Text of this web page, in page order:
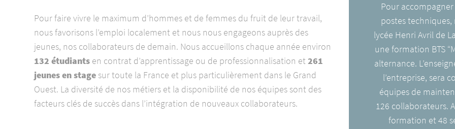
Pour faire vivre le maximum d’hommes et de femmes du fruit de leur travail,
nous favorisons l’emploi localement et nous nous engageons auprès des
jeunes, nos collaborateurs de demain. Nous accueillons chaque année environ
132 étudiants en contrat d’apprentissage ou de professionnalisation et 261
jeunes en stage sur toute la France et plus particulièrement dans le Grand
Ouest. La diversité de nos métiers et la disponibilité de nos équipes sont des
facteurs clés de succès dans l’intégration de nouveaux collaborateurs.
Pour
postes
lycée Henri Avril de
une formation BTS
alternance.
l’entreprise, sera
équipes de
126 collaborateurs.
formation et 48